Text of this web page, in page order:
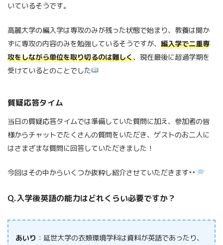
いているそうです。
高麗大学の編入学は専攻のみが残った状態で始まり、教養は聞か
ずに専攻の内容のみを勉強しているそうですが、 編入学で二重専
攻をしながら単位を取り切るのは難しく、現在最後に超過学期を
受けているとのことでした
質疑応答タイム
当日の質疑応答タイムでは準備していた質問に加え、参加者の皆
様からチャットでたくさんの質問をいただき、ゲストのお二人に
はさまざまな質問に回答していただきました！
今回はその中からいくつか抜粋し紹介させていただきます
Q.入学後英語の能力はどれくらい必要ですか？
あいり ：延世大学の衣類環境学科は資料が英語であったり、